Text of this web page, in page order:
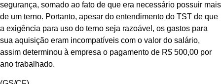
segurança, somado ao fato de que era necessário possuir mais
de um terno. Portanto, apesar do entendimento do TST de que
a exigência para uso do terno seja razoável, os gastos para
sua aquisição eram incompatíveis com o valor do salário,
assim determinou à empresa o pagamento de R$ 500,00 por
ano trabalhado.